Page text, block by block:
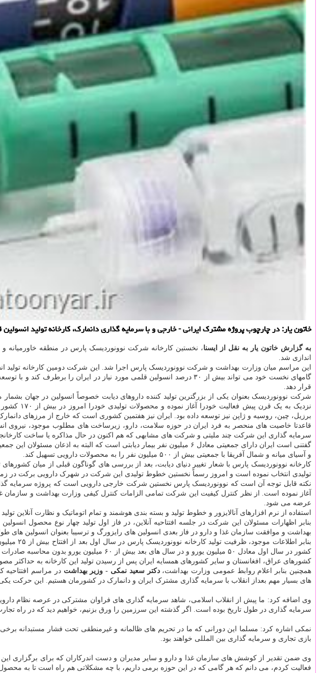
خاتون یار: در چارچوب پروژه مشترك ایرانی - خارجی و با سرمایه گذاری دانمارك، كارخانه تولید
به گزارش خاتون یار به نقل از ایسنا، نخستین کارخانه شرکت نوونوردیسک پارس در منطقه خاورمیانه
اندازی شد.
این مراسم میان وزارت بهداشت و شرکت نوونوردیسک پارس اجرا شد. این شرکت دومین کارخانه تولید
گامهای نخست خود می تواند بیش از ۳۰ درصد انسولین قلمی مورد نیاز در
قرار دهد.
شرکت نوونوردیسک بعنوان یکی از بزرگترین تولید کننده داروهای دیابت خصوصاً انسولین در جهان
نزدیک به
برزیل، چین، روسیه و ژاپن نیز توسعه داده بود. ایران نیز هفتمین کشوری است که خارج از مرزهای
قاعدتا خاصیت های منحصر به فرد ایران در حوزه سلامت، دارو، زیرساخت های مطلوب موجود، نیروی
سرمایه گذاری این شرکت چند ملیتی و شرکت های مشابهی که هم اکنون در حال مذاکره یا ساخت
گفتنی است ایران دارای جمعیتی معادل ۶ میلیون نفر بیمار دیابتی است که
و آسیای میانه و شمال آفریقا با جمعیتی بیش از ۵۰۰ میلیون نفر را به محصولات دارویی تسهیل کند.
کارخانه نوونوردیسک پارس با شعار تغییر دنیای دیابت، بعد از بررسی های گوناگون قبلی از میان
تولیدی انتخاب نموده است و امروز رسماً نخستین خطوط تولیدی این شرکت در شهرک دارویی برکت در زمینی به مساحت
نکته قابل توجه آن است که نوونوردیسک پارس نخستین شرکت خارجی دارویی است که پروژه سرمایه
عرضه می شود.
استفاده از نرم افزارهای آنالایزور و خطوط تولید و بسته بندی هوشمند و تمام اتوماتیک و نظارت آنلاین
بنابر اظهارات مسئولان این شرکت در جلسه افتتاحیه آنلاین، در فاز اول تولید چهار نوع محصول
بهداشت و موافقت سازمان غذا و دارو در فاز بعدی انسولین های رایزورگ و ترسیبا بعنوان انسولین های
کشور در سال اول معادل ۵۰ میلیون یورو و در سال های بعد بیش از ۶۰ میلیون یورو بدون محاسبه صادرات احتمالی برآورد شده است.
کشورهای عراق، افغانستان و سایر کشورهای همسایه ایران پس از رسیدن تولید این کارخانه به حداکثر
همچنین بنابر اعلام روابط عمومی وزارت بهداشت،دکتر سعید نمکی - وزیر بهداشت در مراسم افتتاحیه
های بسیار مهم بعداز انقلاب با سرمایه گذاری مشترک ایران و دانمارک در کشورمان هستیم. این حرکت
وی اضافه کرد: ما پیش از انقلاب اسلامی، شاهد سرمایه گذاری های فراوان مشترکی در عرصه نظام
سرمایه گذاری در طول تاریخ بوده است. اگر گذشته این سرزمین را ورق بزنیم، خواهیم دید که در راه
نمکی اشاره کرد: مسلما این دورانی که ما در تحریم های ظالمانه و غیرمنطقی تحت فشار مستبدانه
بازی تجاری و سرمایه گذاری بین المللی خواهند بود.
وی ضمن تقدیر از کوشش های سازمان غذا و دارو و سایر مدیران و دست اندرکاران که برای برگزاری
فعالیت کردم، می دانم که هر گامی که در این حوزه برمی داریم، با چه مشکلاتی هم راه است تا به محصول